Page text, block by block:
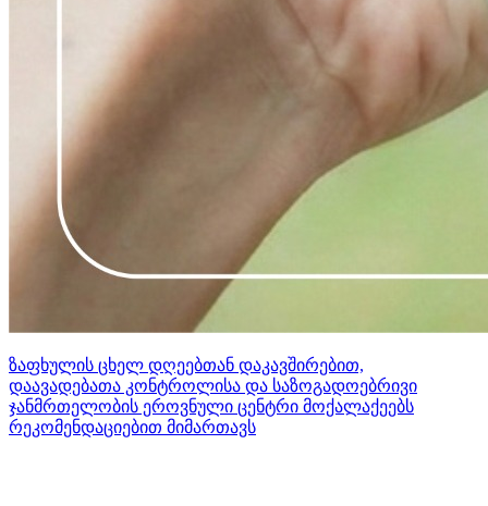
ზაფხულის ცხელ დღეებთან დაკავშირებით,
დაავადებათა კონტროლისა და საზოგადოებრივი
ჯანმრთელობის ეროვნული ცენტრი მოქალაქეებს
რეკომენდაციებით მიმართავს